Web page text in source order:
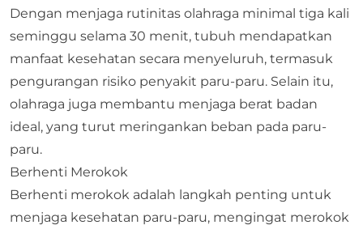
Dengan menjaga rutinitas olahraga minimal tiga kali
seminggu selama 30 menit, tubuh mendapatkan
manfaat kesehatan secara menyeluruh, termasuk
pengurangan risiko penyakit paru-paru. Selain itu,
olahraga juga membantu menjaga berat badan
ideal, yang turut meringankan beban pada paru-
paru.
Berhenti Merokok
Berhenti merokok adalah langkah penting untuk
menjaga kesehatan paru-paru, mengingat merokok